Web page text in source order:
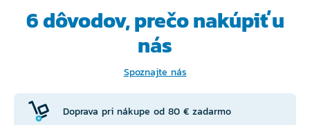
6 dôvodov, prečonakúpiť u
nás
Spoznajte nás
Doprava pri nákupe od 80 € zadarmo